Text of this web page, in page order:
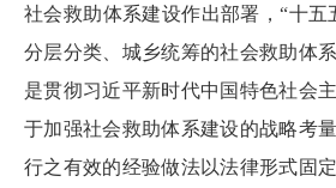
社会救助体系建设作出部署，“十五
分层分类、城乡统筹的社会救助体
是贯彻习近平新时代中国特色社会
于加强社会救助体系建设的战略考
行之有效的经验做法以法律形式固